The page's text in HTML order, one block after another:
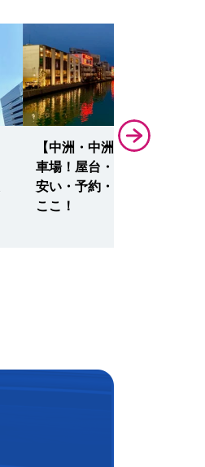
【中洲・中洲川端】厳選14
車場！屋台・もつ鍋・観光に
安い・予約・24時間営業な
ここ！